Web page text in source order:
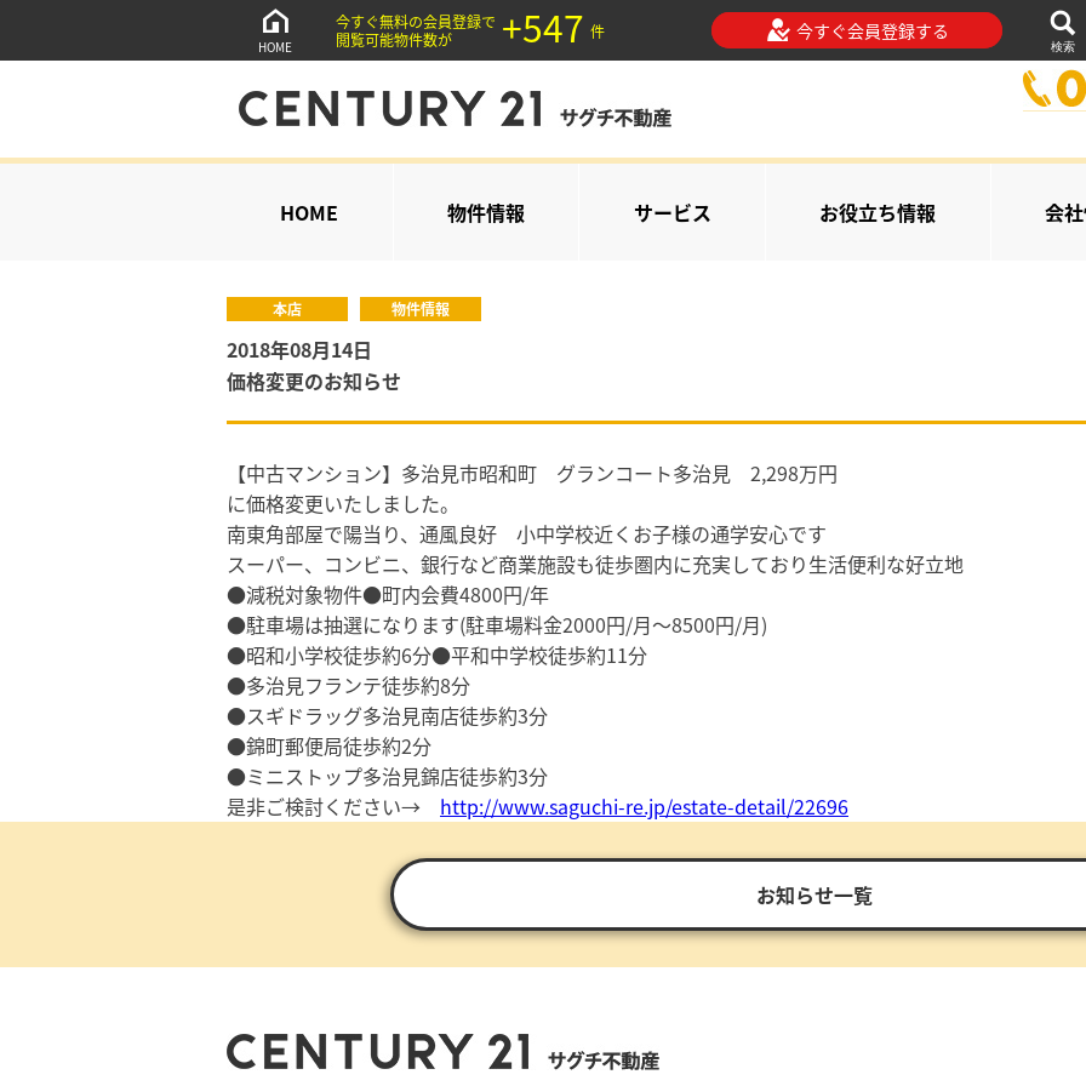
HOME
今すぐ無料の会員登録で
閲覧可能物件数が
+547 件 今すぐ会員登録する
検索
HOME 物件情報 サービス お役立ち情報 会
本店 物件情報
2018年08月14日
価格変更のお知らせ
【中古マンション】多治見市昭和町 グランコート多治見 2,298万円
に価格変更いたしました。
南東角部屋で陽当り、通風良好 小中学校近くお子様の通学安心です
スーパー、コンビニ、銀行など商業施設も徒歩圏内に充実しており生活便利な好立地
●減税対象物件●町内会費4800円/年
●駐車場は抽選になります(駐車場料金2000円/月～8500円/月)
●昭和小学校徒歩約6分●平和中学校徒歩約11分
●多治見フランテ徒歩約8分
●スギドラッグ多治見南店徒歩約3分
●錦町郵便局徒歩約2分
●ミニストップ多治見錦店徒歩約3分
是非ご検討ください→ http://www.saguchi-re.jp/estate-detail/22696
お知らせ一覧